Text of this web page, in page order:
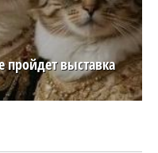
выставка